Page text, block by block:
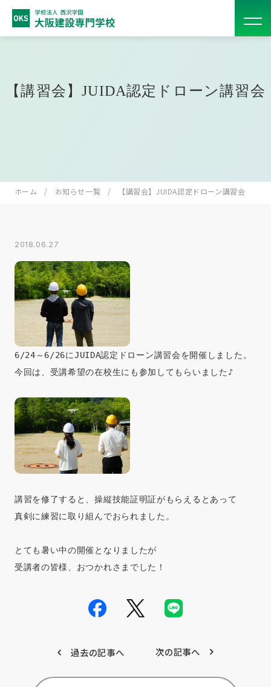
【講習会】JUIDA認定ドローン講習会
ホーム お知らせ一覧 【講習会】JUIDA認定ドローン講習会
2018.06.27
6/24～6/26にJUIDA認定ドローン講習会を開催しました。
今回は、受講希望の在校生にも参加してもらいました♪
講習を修了すると、操縦技能証明証がもらえるとあって
真剣に練習に取り組んでおられました。
とても暑い中の開催となりましたが
受講者の皆様、おつかれさまでした！
過去の記事へ 次の記事へ